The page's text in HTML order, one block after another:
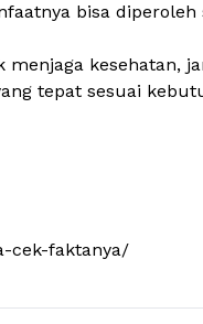
bisa
kesehatan,
tepat sesuai
cek-faktanya/